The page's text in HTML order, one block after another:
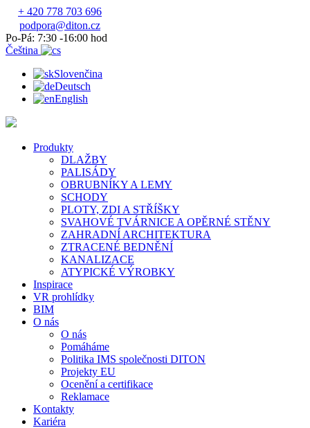
+ 420 778 703 696
podpora@diton.cz
Po-Pá: 7:30 -16:00 hod
Čeština
Slovenčina
Deutsch
English
Produkty
DLAŽBY
PALISÁDY
OBRUBNÍKY A LEMY
SCHODY
PLOTY, ZDI A STŘÍŠKY
SVAHOVÉ TVÁRNICE A OPĚRNÉ STĚNY
ZAHRADNÍ ARCHITEKTURA
ZTRACENÉ BEDNĚNÍ
KANALIZACE
ATYPICKÉ VÝROBKY
Inspirace
VR prohlídky
BIM
O nás
O nás
Pomáháme
Politika IMS společnosti DITON
Projekty EU
Ocenění a certifikace
Reklamace
Kontakty
Kariéra